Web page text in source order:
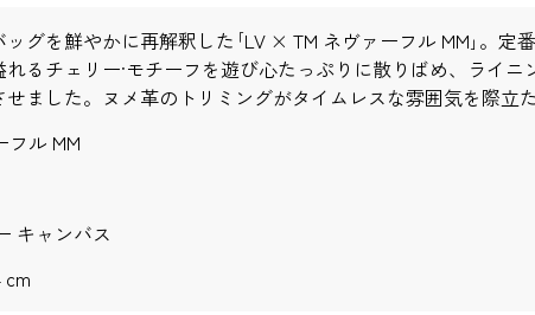
グを鮮やかに再解釈した｢LV × TM ネヴァーフル MM｣。定
るチェリー·モチーフを遊び心たっぷりに散りばめ、ライニ
ました。ヌメ革のトリミングがタイムレスな雰囲気を際立た
ル MM
キャンバス
cm